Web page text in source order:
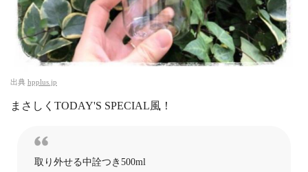
出典 hpplus.jp
まさしくTODAY'S SPECIAL風！
取り外せる中詮つき500ml